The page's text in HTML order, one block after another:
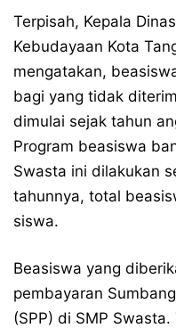
Terpisah, Kepala
Kebudayaan Kota
mengatakan,
bagi yang tidak
dimulai sejak tahun
Program beasiswa
Swasta ini dilakukan
tahunnya, total
siswa.
Beasiswa yang
pembayaran
(SPP) di SMP